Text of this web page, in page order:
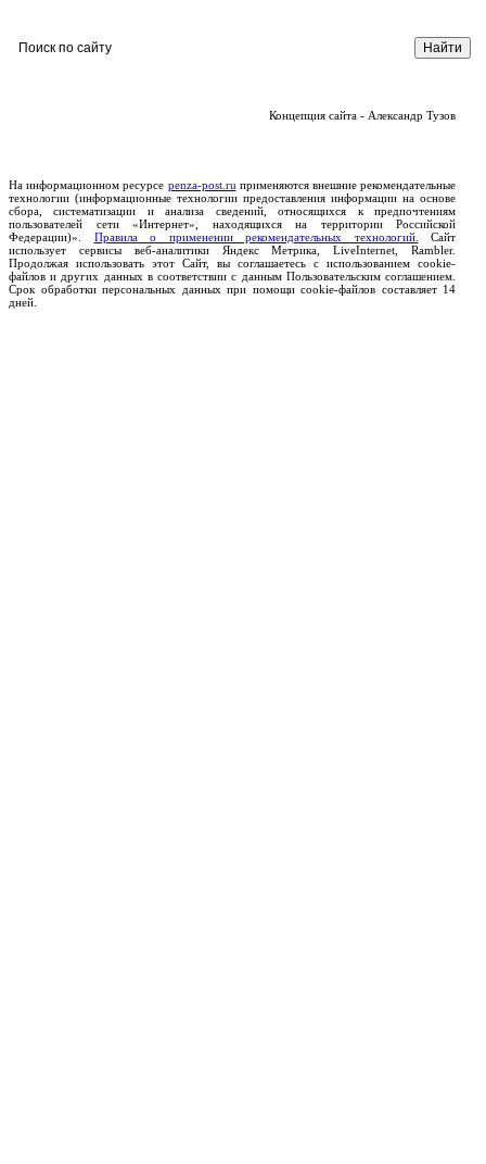
Концепция сайта - Александр Тузов
На информационном ресурсе penza-post.ru применяются внешние рекомендательные
технологии (информационные технологии предоставления информации на основе
сбора, систематизации и анализа сведений, относящихся к предпочтениям
пользователей сети «Интернет», находящихся на территории Российской
Федерации)». Правила о применении рекомендательных технологий.
Сайт
использует сервисы веб-аналитики Яндекс Метрика, LiveInternet, Rambler.
Продолжая использовать этот Сайт, вы соглашаетесь с использованием cookie-
файлов и других данных в соответствии с данным Пользовательским соглашением.
Срок обработки персональных данных при помощи cookie-файлов составляет 14
дней.